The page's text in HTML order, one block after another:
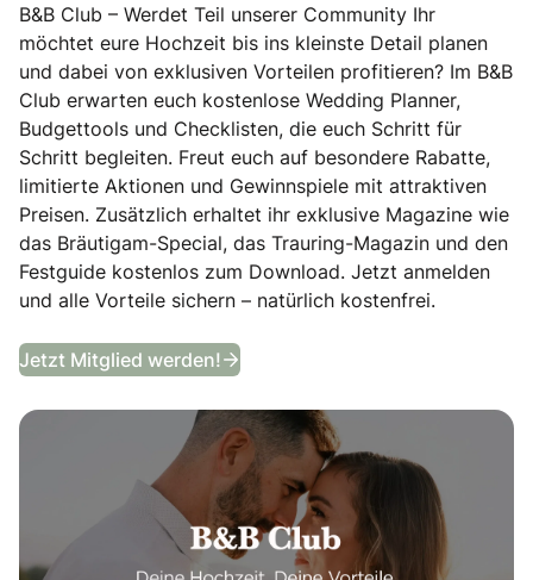
B&B Club – Werdet Teil unserer Community Ihr
möchtet eure Hochzeit bis ins kleinste Detail planen
und dabei von exklusiven Vorteilen profitieren? Im B&B
Club erwarten euch kostenlose Wedding Planner,
Budgettools und Checklisten, die euch Schritt für
Schritt begleiten. Freut euch auf besondere Rabatte,
limitierte Aktionen und Gewinnspiele mit attraktiven
Preisen. Zusätzlich erhaltet ihr exklusive Magazine wie
das Bräutigam-Special, das Trauring-Magazin und den
Festguide kostenlos zum Download. Jetzt anmelden
und alle Vorteile sichern – natürlich kostenfrei.
Jetzt Mitglied werden! B&B Club